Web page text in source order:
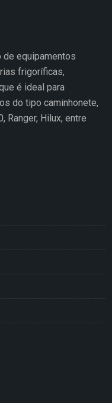
de equipamentos
frigoríficas,
é ideal para
do tipo caminhonete,
Ranger, Hilux, entre